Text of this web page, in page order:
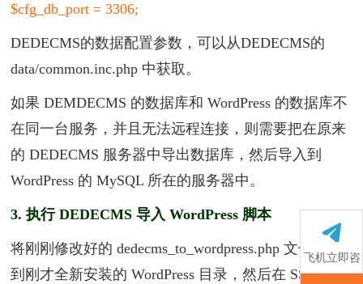
飞机立即咨
$cfg_db_port = 3306;
DEDECMS的数据配置参数，可以从DEDECMS的
data/common.inc.php 中获取。
如果 DEMDECMS 的数据库和 WordPress 的数据库不
在同一台服务，并且无法远程连接，则需要把在原来
的 DEDECMS 服务器中导出数据库，然后导入到
WordPress 的 MySQL 所在的服务器中。
3. 执行 DEDECMS 导入 WordPress 脚本
将刚刚修改好的 dedecms_to_wordpress.php 文件上传
到刚才全新安装的 WordPress 目录，然后在 SSH 命令